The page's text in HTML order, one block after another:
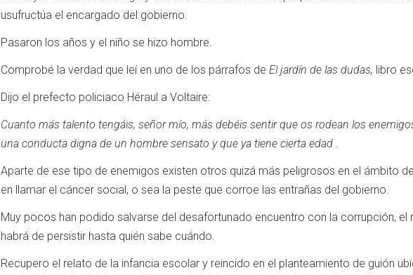
usufructúa el encargado del gobierno.
Pasaron los años y el niño se hizo hombre.
Comprobé la verdad que leí en uno de los párrafos de El jardín de las dudas, libro
Dijo el prefecto policiaco Héraul a Voltaire:
Cuanto más talento tengáis, señor mío, más debéis sentir que os rodean los
una conducta digna de un hombre sensato y que ya tiene cierta edad .
Aparte de ese tipo de enemigos existen otros quizá más peligrosos en el ámbito
en llamar el cáncer social, o sea la peste que corroe las entrañas del gobierno.
Muy pocos han podido salvarse del desafortunado encuentro con la corrupción,
habrá de persistir hasta quién sabe cuándo.
Recupero el relato de la infancia escolar y reincido en el planteamiento de guión